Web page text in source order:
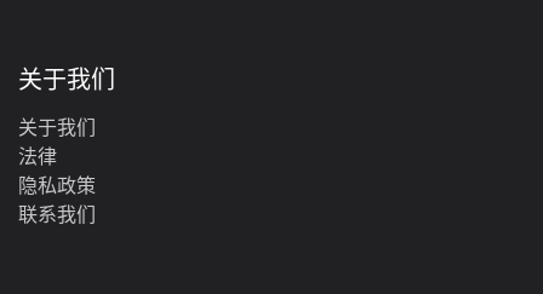
关于我们
关于我们
法律
‎隐私政策‎
联系我们